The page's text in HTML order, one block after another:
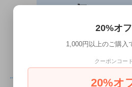
カートに
20%オフ
1,000円以上のご購入
クーポンコー
20%オ